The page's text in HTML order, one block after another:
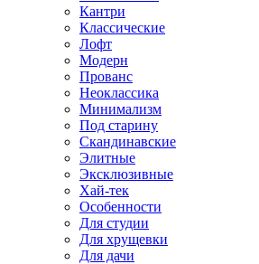
Кантри
Классические
Лофт
Модерн
Прованс
Неоклассика
Минимализм
Под старину
Скандинавские
Элитные
Эксклюзивные
Хай-тек
Особенности
Для студии
Для хрущевки
Для дачи